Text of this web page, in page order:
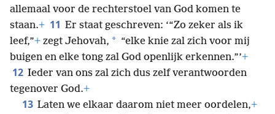
allemaal voor de rechterstoel van God komen te
staan.+ 11 Er staat geschreven: ‘“Zo zeker als ik
leef,”+ zegt Jehovah, * “elke knie zal zich voor mij
buigen en elke tong zal God openlijk erkennen.”’+
12 Ieder van ons zal zich dus zelf verantwoorden
tegenover God.+
13 Laten we elkaar daarom niet meer oordelen,+